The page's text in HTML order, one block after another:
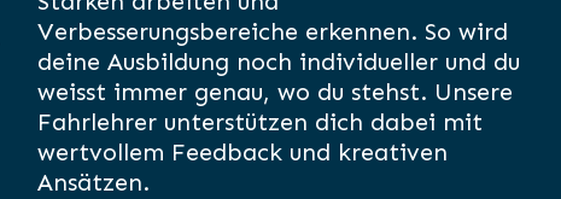
Verbesserungsbereiche erkennen. So wird
deine Ausbildung noch individueller und du
weisst immer genau, wo du stehst. Unsere
Fahrlehrer unterstützen dich dabei mit
wertvollem Feedback und kreativen
Ansätzen.